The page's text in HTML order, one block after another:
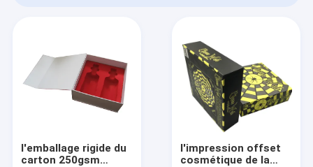
l'emballage rigide du
carton 250gsm
l'impression offset
cosmétique de la